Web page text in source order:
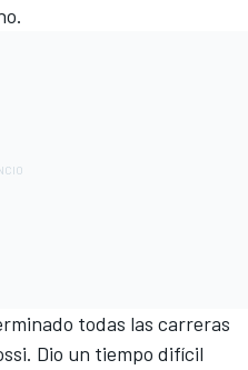
todas las carreras
Dio un tiempo difícil